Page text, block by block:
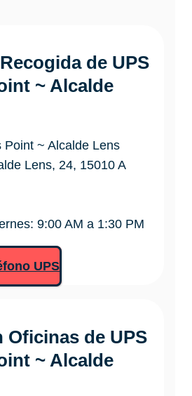
de UPS
~ Alcalde
Point ~ Alcalde Lens
Lens, 24, 15010 A
9:00 AM a 1:30 PM
UPS
Oficinas de UPS
~ Alcalde